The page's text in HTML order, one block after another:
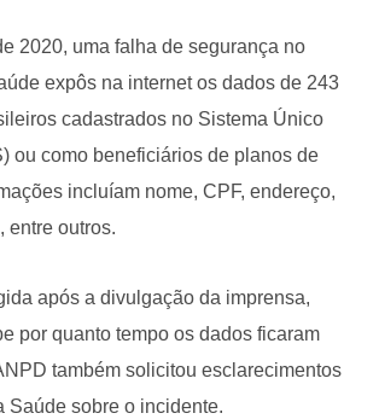
2020, uma falha de segurança no
expôs na internet os dados de 243
cadastrados no Sistema Único
ou como beneficiários de planos de
incluíam nome, CPF, endereço,
entre outros.
após a divulgação da imprensa,
por quanto tempo os dados ficaram
também solicitou esclarecimentos
Saúde sobre o incidente.